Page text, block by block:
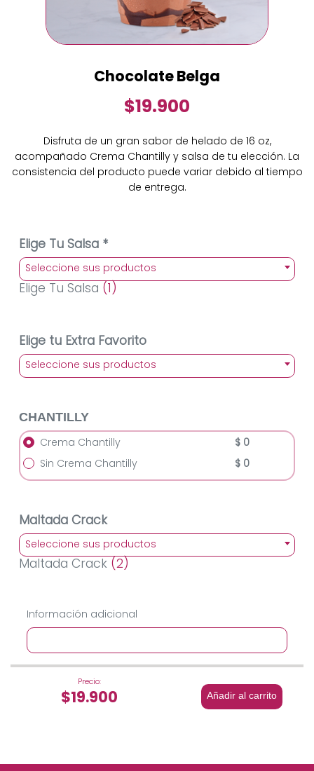
Chocolate Belga
$19.900
Disfruta de un gran sabor de helado de 16 oz,
acompañado Crema Chantilly y salsa de tu elección. La
consistencia del producto puede variar debido al tiempo
de entrega.
Elige Tu Salsa *
Seleccione sus productos
Elige Tu Salsa (1)
Elige tu Extra Favorito
Seleccione sus productos
CHANTILLY
Crema Chantilly
$ 0
Sin Crema Chantilly
$ 0
Maltada Crack
Seleccione sus productos
Maltada Crack (2)
Información adicional
Precio:
$19.900 Añadir al carrito